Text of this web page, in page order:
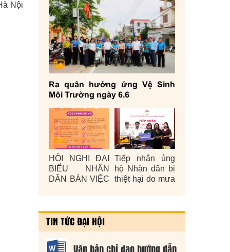
Nội
Yêu cầu khách quan và vai trò của
Tổ quốc Việt Nam trong bảo vệ,
bảo vệ quyền con người, quyền
hiện nay
10/09/2022 - 1.781 lượt xem
Ra quân hưởng ứng Vệ Sinh
Môi Trường ngày 6.6
HỘI NGHỊ ĐẠI
BIỂU NHÂN
DÂN BÀN VIỆC
VĂN HÓA Ở
CƠ SỞ NĂM
2026
Tiếp nhận ủng
hộ Nhân dân bị
thiệt hại do mưa
TIN TỨC ĐẠI HỘI
Văn bản chỉ đạo hướng dẫn